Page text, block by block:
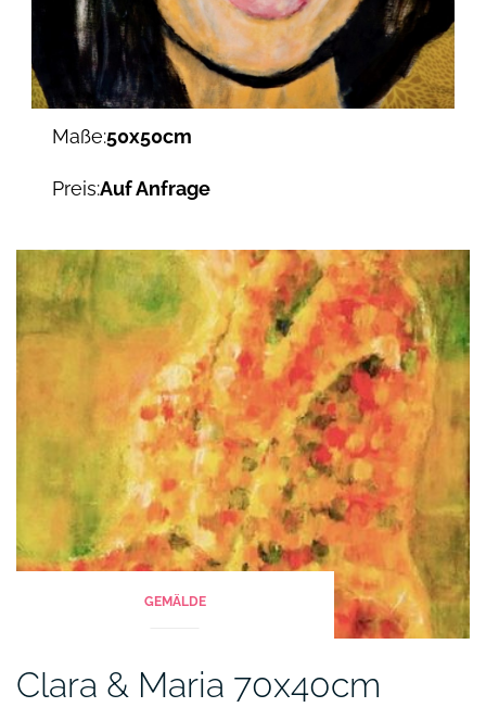
Maße:50x50cm
Preis:Auf Anfrage
GEMÄLDE
Clara & Maria 70x40cm